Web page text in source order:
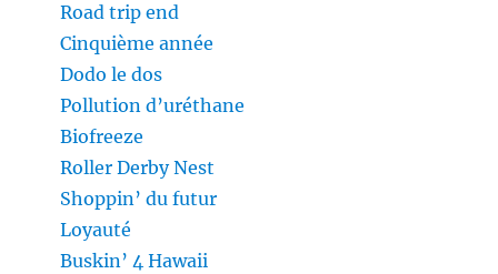
Road trip end
Cinquième année
Dodo le dos
Pollution d’uréthane
Biofreeze
Roller Derby Nest
Shoppin’ du futur
Loyauté
Buskin’ 4 Hawaii